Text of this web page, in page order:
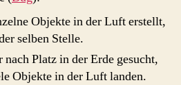
Objekte in der Luft erstellt,
selben Stelle.
Platz in der Erde gesucht,
Objekte in der Luft landen.